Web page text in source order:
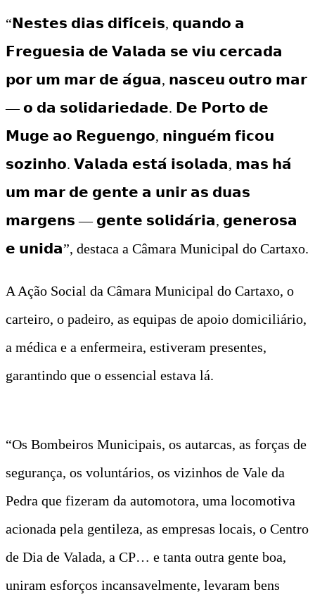
“𝗡𝗲𝘀𝘁𝗲𝘀 𝗱𝗶𝗮𝘀 𝗱𝗶𝗳𝗶́𝗰𝗲𝗶𝘀, 𝗾𝘂𝗮𝗻𝗱𝗼 𝗮
𝗙𝗿𝗲𝗴𝘂𝗲𝘀𝗶𝗮 𝗱𝗲 𝗩𝗮𝗹𝗮𝗱𝗮 𝘀𝗲 𝘃𝗶𝘂 𝗰𝗲𝗿𝗰𝗮𝗱𝗮
𝗽𝗼𝗿 𝘂𝗺 𝗺𝗮𝗿 𝗱𝗲 𝗮́𝗴𝘂𝗮, 𝗻𝗮𝘀𝗰𝗲𝘂 𝗼𝘂𝘁𝗿𝗼 𝗺𝗮𝗿
— 𝗼 𝗱𝗮 𝘀𝗼𝗹𝗶𝗱𝗮𝗿𝗶𝗲𝗱𝗮𝗱𝗲. 𝗗𝗲 𝗣𝗼𝗿𝘁𝗼 𝗱𝗲
𝗠𝘂𝗴𝗲 𝗮𝗼 𝗥𝗲𝗴𝘂𝗲𝗻𝗴𝗼, 𝗻𝗶𝗻𝗴𝘂𝗲́𝗺 𝗳𝗶𝗰𝗼𝘂
𝘀𝗼𝘇𝗶𝗻𝗵𝗼. 𝗩𝗮𝗹𝗮𝗱𝗮 𝗲𝘀𝘁𝗮́ 𝗶𝘀𝗼𝗹𝗮𝗱𝗮, 𝗺𝗮𝘀 𝗵𝗮́
𝘂𝗺 𝗺𝗮𝗿 𝗱𝗲 𝗴𝗲𝗻𝘁𝗲 𝗮 𝘂𝗻𝗶𝗿 𝗮𝘀 𝗱𝘂𝗮𝘀
𝗺𝗮𝗿𝗴𝗲𝗻𝘀 — 𝗴𝗲𝗻𝘁𝗲 𝘀𝗼𝗹𝗶𝗱𝗮́𝗿𝗶𝗮, 𝗴𝗲𝗻𝗲𝗿𝗼𝘀𝗮
𝗲 𝘂𝗻𝗶𝗱𝗮”, destaca a Câmara Municipal do Cartaxo.
A Ação Social da Câmara Municipal do Cartaxo, o
carteiro, o padeiro, as equipas de apoio domiciliário,
a médica e a enfermeira, estiveram presentes,
garantindo que o essencial estava lá.
“Os Bombeiros Municipais, os autarcas, as forças de
segurança, os voluntários, os vizinhos de Vale da
Pedra que fizeram da automotora, uma locomotiva
acionada pela gentileza, as empresas locais, o Centro
de Dia de Valada, a CP… e tanta outra gente boa,
uniram esforços incansavelmente, levaram bens